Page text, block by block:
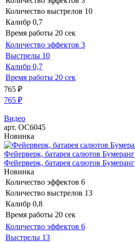
Количество выстрелов 10
Калибр 0,7
Время работы 20 сек
Количество эффектов 3
Выстрелы 10
Калибр 0,7
Время работы 20 сек
765 ₽
765 ₽
Видео
арт. ОС6045
Новинка
Фейерверк, батарея салютов Бумеранг
Фейерверк, батарея салютов Бумеранг
Новинка
Количество эффектов 6
Количество выстрелов 13
Калибр 0,8
Время работы 20 сек
Количество эффектов 6
Выстрелы 13